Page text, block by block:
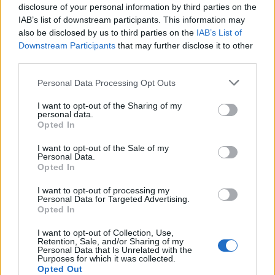
disclosure of your personal information by third parties on the
IAB’s list of downstream participants. This information may
also be disclosed by us to third parties on the IAB’s List of
Downstream Participants that may further disclose it to other
Personal Data Processing Opt Outs
I want to opt-out of the Sharing of my
personal data.
Opted In
I want to opt-out of the Sale of my
Personal Data.
Opted In
I want to opt-out of processing my
Personal Data for Targeted Advertising.
Opted In
I want to opt-out of Collection, Use,
Retention, Sale, and/or Sharing of my
Personal Data that Is Unrelated with the
Purposes for which it was collected.
Opted Out
Calendario Astronómico de 2026
Calendario Lunar
Calendario de Días Internacionales de
Calculadoras
Calcula la diferencia entre fechas
fecha
Calcular días hábiles
¿Cuántos días he vivido?
¿Quién cumple años hoy?
Calculadora de Calorías